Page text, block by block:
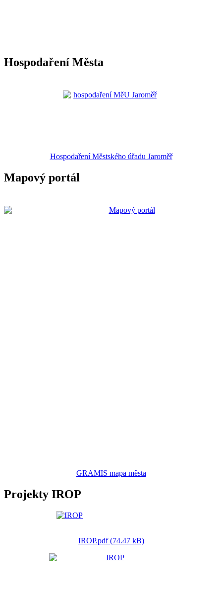
Hospodaření Města
Hospodaření Městského úřadu Jaroměř
Mapový portál
GRAMIS mapa města
Projekty IROP
IROP.pdf (74.47 kB)